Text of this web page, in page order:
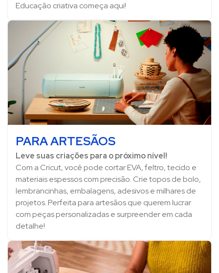
Educação criativa começa aqui!
PARA ARTESÃOS
Leve suas criações para o próximo nível!
Com a Cricut, você pode cortar EVA, feltro, tecido e
materiais espessos com precisão. Crie topos de bolo,
lembrancinhas, embalagens, adesivos e milhares de
projetos. Perfeita para artesãos que querem lucrar
com peças personalizadas e surpreender em cada
detalhe!